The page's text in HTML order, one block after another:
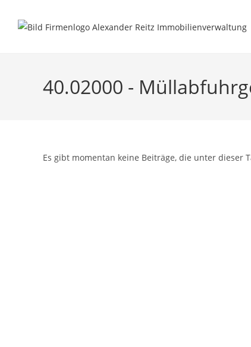
Inhalt
40.02000 -
Es gibt momentan keine Beiträge, die unter dieser